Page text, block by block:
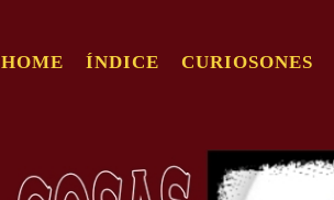
HOME ÍNDICE CURIOSONES